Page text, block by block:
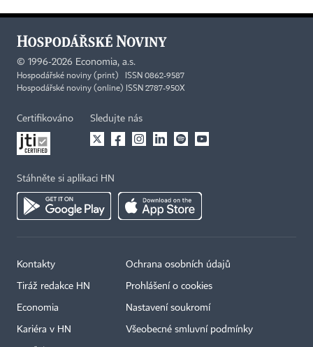
© 1996-2026 Economia, a.s.
Hospodářské noviny (print) ISSN 0862-9587
Hospodářské noviny (online) ISSN 2787-950X
Certifikováno Sledujte nás
Stáhněte si aplikaci HN
Kontakty
Tiráž redakce HN
Economia
Kariéra v HN
Ochrana osobních údajů
Prohlášení o cookies
Nastavení soukromí
Všeobecné smluvní podmínky